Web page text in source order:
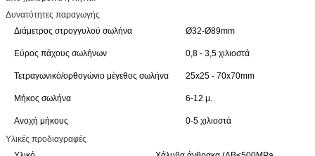
Δυνατότητες παραγωγής
Διάμετρος στρογγυλού σωλήνα
Ø32-Ø89mm
Εύρος πάχους σωλήνων 0,8 - 3,5 χιλιοστά
Τετραγωνικό/ορθογώνιο μέγεθος σωλήνα 25x25 - 70x70mm
Μήκος σωλήνα 6-12 μ.
Ανοχή μήκους
0-5 χιλιοστά
Υλικές προδιαγραφές